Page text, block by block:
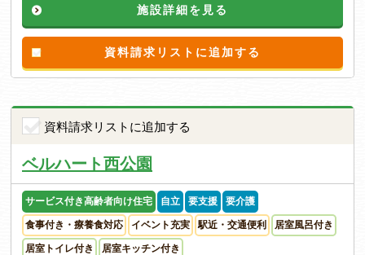
施設詳細を見る
資料請求リストに追加する
資料請求リストに追加する
ベルハート西公園
サービス付き高齢者向け住宅 自立 要支援 要介護
食事付き・療養食対応 イベント充実 駅近・交通便利 居室風呂付き
居室トイレ付き 居室キッチン付き